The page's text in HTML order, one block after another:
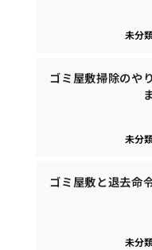
未分
ゴミ屋敷掃除のや
未分
ゴミ屋敷と退去命
未分